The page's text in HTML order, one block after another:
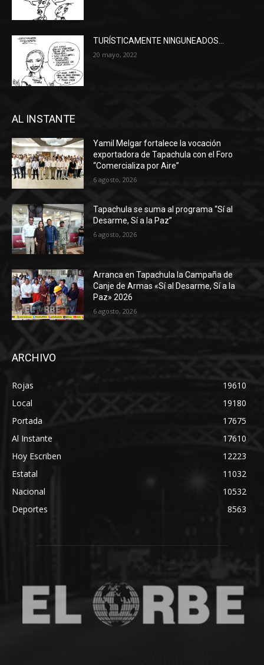
TURÍSTICAMENTE NINGUNEADOS…
20 mayo, 2022
AL INSTANTE
Yamil Melgar fortalece la vocación
exportadora de Tapachula con el Foro
“Comercializa por Aire”
6 agosto, 2026
Tapachula se suma al programa “Sí al
Desarme, Sí a la Paz”
6 agosto, 2026
Arranca en Tapachula la Campaña de
Canje de Armas «Sí al Desarme, Sí a la
Paz» 2026
6 agosto, 2026
ARCHIVO
Rojas
19610
Local
19180
Portada
17675
Al Instante
17610
Hoy Escriben
12223
Estatal
11032
Nacional
10532
Deportes
8563